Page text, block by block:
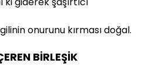
onurunu kırması doğal.
BİRLEŞİK